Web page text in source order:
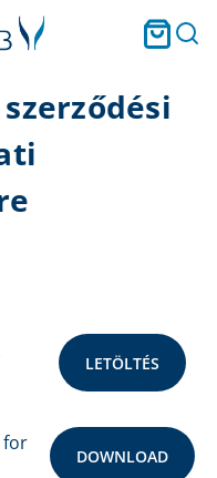
LETÖLTÉS
for
DOWNLOAD